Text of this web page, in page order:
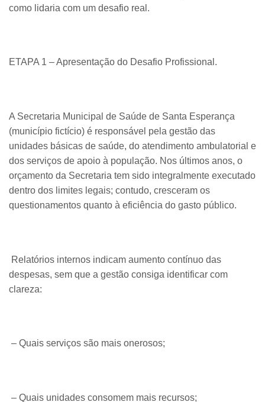
como lidaria com um desafio real.
ETAPA 1 – Apresentação do Desafio Profissional.
A Secretaria Municipal de Saúde de Santa Esperança
(município fictício) é responsável pela gestão das
unidades básicas de saúde, do atendimento ambulatorial e
dos serviços de apoio à população. Nos últimos anos, o
orçamento da Secretaria tem sido integralmente executado
dentro dos limites legais; contudo, cresceram os
questionamentos quanto à eficiência do gasto público.
Relatórios internos indicam aumento contínuo das
despesas, sem que a gestão consiga identificar com
clareza:
– Quais serviços são mais onerosos;
– Quais unidades consomem mais recursos;